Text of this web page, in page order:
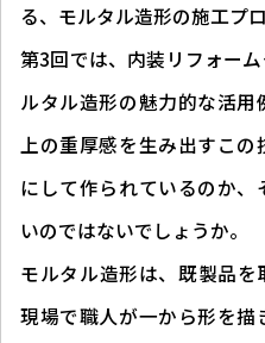
る、モルタル造形の施工プ
第3回では、内装リフォー
ルタル造形の魅力的な活
上の重厚感を生み出すこの
にして作られているのか
いのではないでしょうか。
モルタル造形は、既製品を
現場で職人が一から形を